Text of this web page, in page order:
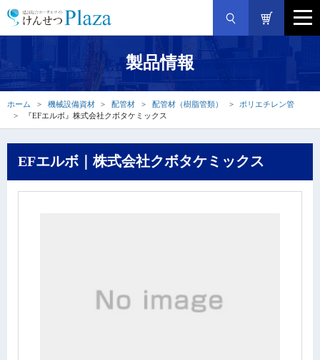
製品情報
ホーム 機械設備資材 配管材 配管材（樹脂管類）
ポリエチレン管
『EFエルボ』株式会社クボタケミックス
EFエルボ｜株式会社クボタケミックス